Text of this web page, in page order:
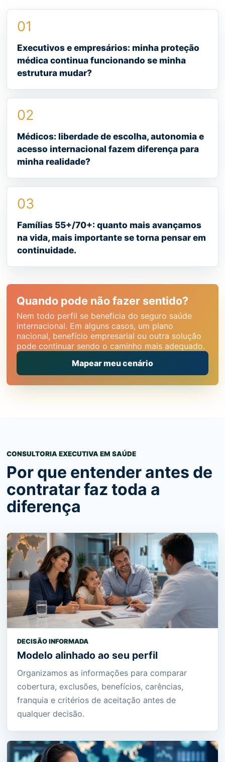
01
Executivos e empresários: minha proteção
médica continua funcionando se minha
estrutura mudar?
02
Médicos: liberdade de escolha, autonomia e
acesso internacional fazem diferença para
minha realidade?
03
Famílias 55+/70+: quanto mais avançamos
na vida, mais importante se torna pensar em
continuidade.
Quando pode não fazer sentido?
Nem todo perfil se beneficia do seguro saúde
internacional. Em alguns casos, um plano
nacional, benefício empresarial ou outra solução
pode continuar sendo o caminho mais adequado.
Mapear meu cenário
CONSULTORIA EXECUTIVA EM SAÚDE
Por que entender antes de
contratar faz toda a
diferença
DECISÃO INFORMADA
Modelo alinhado ao seu perfil
Organizamos as informações para comparar
cobertura, exclusões, benefícios, carências,
franquia e critérios de aceitação antes de
qualquer decisão.